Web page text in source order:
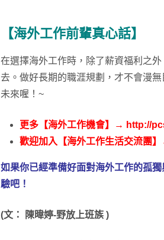
【海外工作前輩真心話】
在選擇海外工作時，除了薪資福利之
去。做好長期的職涯規劃，才不會漫
未來喔！~
更多 【海外工作機會】 → http://
歡迎加入 【海外工作生活交流團】
如果你已經準備好面對海外工作的孤
驗吧！
(文： 陳暐婷-野放上班族 )